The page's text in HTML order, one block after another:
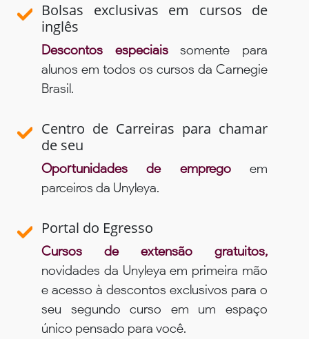
Bolsas exclusivas em cursos de
inglês
Descontos especiaissomente para
alunos em todos os cursos da Carnegie
Brasil.
Centro de Carreiras para chamar
de seu
Oportunidades de empregoem
parceiros da Unyleya.
Portal do Egresso
Cursos de extensão gratuitos,
novidades da Unyleya em primeira mão
e acesso à descontos exclusivos para o
seu segundo curso em um espaço
único pensado para você.